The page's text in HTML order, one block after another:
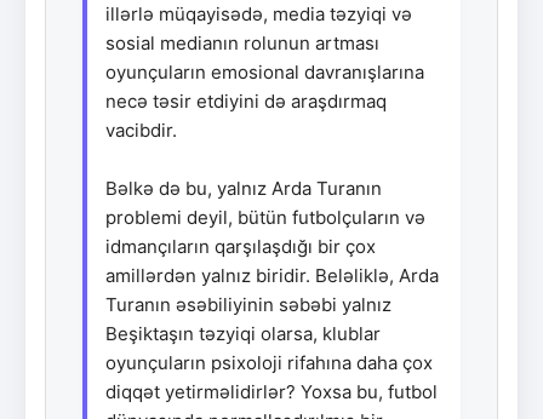
illərlə müqayisədə, media təzyiqi və
sosial medianın rolunun artması
oyunçuların emosional davranışlarına
necə təsir etdiyini də araşdırmaq
vacibdir.
Bəlkə də bu, yalnız Arda Turanın
problemi deyil, bütün futbolçuların və
idmançıların qarşılaşdığı bir çox
amillərdən yalnız biridir. Beləliklə, Arda
Turanın əsəbiliyinin səbəbi yalnız
Beşiktaşın təzyiqi olarsa, klublar
oyunçuların psixoloji rifahına daha çox
diqqət yetirməlidirlər? Yoxsa bu, futbol